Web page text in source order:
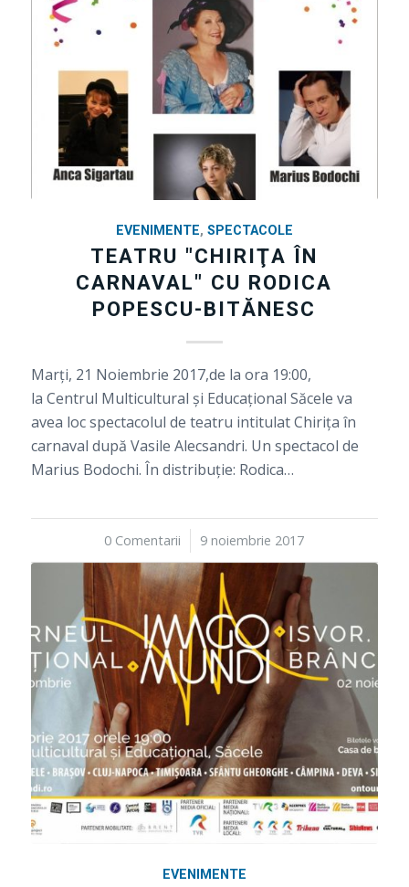
EVENIMENTE, SPECTACOLE
TEATRU "CHIRIŢA ÎN
CARNAVAL" CU RODICA
POPESCU-BITĂNESC
Marți, 21 Noiembrie 2017,de la ora 19:00,
la Centrul Multicultural şi Educaţional Săcele va
avea loc spectacolul de teatru intitulat Chirița în
carnaval după Vasile Alecsandri. Un spectacol de
Marius Bodochi. În distribuție: Rodica…
0 Comentarii
/ 9 noiembrie 2017
EVENIMENTE